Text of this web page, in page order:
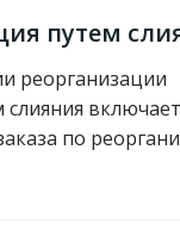
путем
реорганизации
включает
по